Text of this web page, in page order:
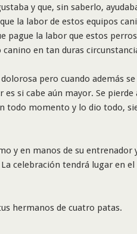
y que, sin saberlo,
la labor de estos equipos
la labor que estos
en tan duras
pero cuando además
si cabe aún mayor. Se
todo momento y lo dio todo,
y en manos de su entrenador
celebración tendrá lugar en
hermanos de cuatro patas.